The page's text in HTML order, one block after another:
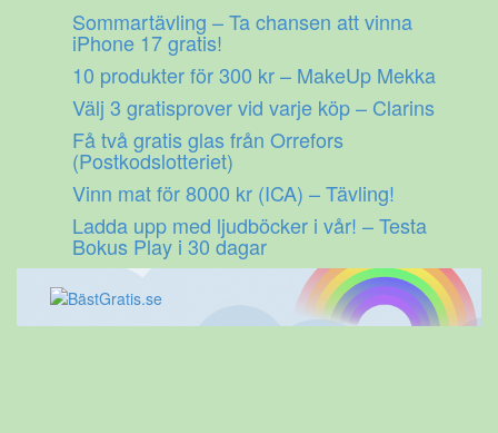
Sommartävling – Ta chansen att vinna
iPhone 17 gratis!
10 produkter för 300 kr – MakeUp Mekka
Välj 3 gratisprover vid varje köp – Clarins
Få två gratis glas från Orrefors
(Postkodslotteriet)
Vinn mat för 8000 kr (ICA) – Tävling!
Ladda upp med ljudböcker i vår! – Testa
Bokus Play i 30 dagar